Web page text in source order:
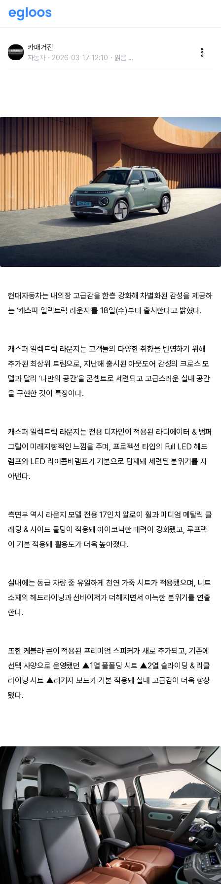
카매거진
자동차 2026-03-17 12:10 읽음 ...
현대자동차는 내외장 고급감을 한층 강화해 차별화된 감성을 제공하
는 ‘캐스퍼 일렉트릭 라운지’를 18일(수)부터 출시한다고 밝혔다.
캐스퍼 일렉트릭 라운지는 고객들의 다양한 취향을 반영하기 위해
추가된 최상위 트림으로, 지난해 출시된 아웃도어 감성의 크로스 모
델과 달리 ‘나만의 공간’을 콘셉트로 세련되고 고급스러운 실내 공간
을 구현한 것이 특징이다.
캐스퍼 일렉트릭 라운지는 전용 디자인이 적용된 라디에이터 & 범퍼
그릴이 미래지향적인 느낌을 주며, 프로젝션 타입의 Full LED 헤드
램프와 LED 리어콤비램프가 기본으로 탑재돼 세련된 분위기를 자
아낸다.
측면부 역시 라운지 모델 전용 17인치 알로이 휠과 미디엄 메탈릭 클
래딩 & 사이드 몰딩이 적용돼 아이코닉한 매력이 강화됐고, 루프랙
이 기본 적용돼 활용도가 더욱 높아졌다.
실내에는 동급 차량 중 유일하게 천연 가죽 시트가 적용됐으며, 니트
소재의 헤드라이닝과 선바이저가 더해지면서 아늑한 분위기를 연출
한다.
또한 케블라 콘이 적용된 프리미엄 스피커가 새로 추가되고, 기존에
선택 사양으로 운영됐던 ▲1열 풀폴딩 시트 ▲2열 슬라이딩 & 리클
라이닝 시트 ▲러기지 보드가 기본 적용돼 실내 고급감이 더욱 향상
됐다.